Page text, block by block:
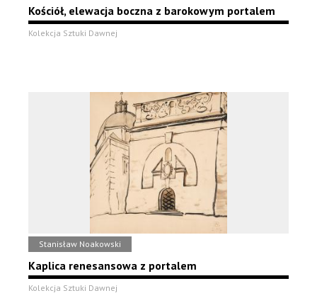
Kościół, elewacja boczna z barokowym portalem
Kolekcja Sztuki Dawnej
Stanisław Noakowski
Kaplica renesansowa z portalem
Kolekcja Sztuki Dawnej